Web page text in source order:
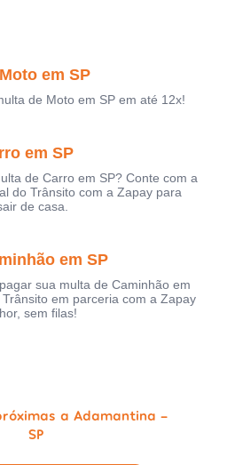
em SP
de Moto em SP em até 12x!
em SP
de Carro em SP? Conte com a
do Trânsito com a Zapay para
de casa.
em SP
sua multa de Caminhão em
em parceria com a Zapay
sem filas!
a Adamantina -
SP